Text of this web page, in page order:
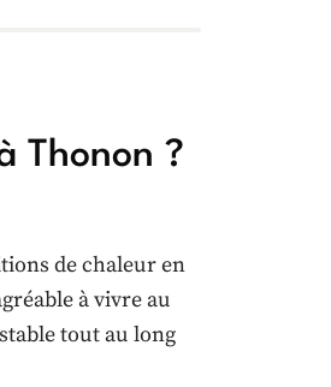
Thonon ?
de chaleur en
à vivre au
tout au long